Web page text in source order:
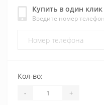
Купить в один клик
Введите номер
Кол-во:
- +